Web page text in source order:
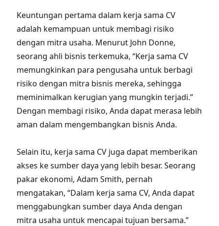
Keuntungan pertama dalam kerja sama CV
adalah kemampuan untuk membagi risiko
dengan mitra usaha. Menurut John Donne,
seorang ahli bisnis terkemuka, “Kerja sama CV
memungkinkan para pengusaha untuk berbagi
risiko dengan mitra bisnis mereka, sehingga
meminimalkan kerugian yang mungkin terjadi.”
Dengan membagi risiko, Anda dapat merasa lebih
aman dalam mengembangkan bisnis Anda.
Selain itu, kerja sama CV juga dapat memberikan
akses ke sumber daya yang lebih besar. Seorang
pakar ekonomi, Adam Smith, pernah
mengatakan, “Dalam kerja sama CV, Anda dapat
menggabungkan sumber daya Anda dengan
mitra usaha untuk mencapai tujuan bersama.”